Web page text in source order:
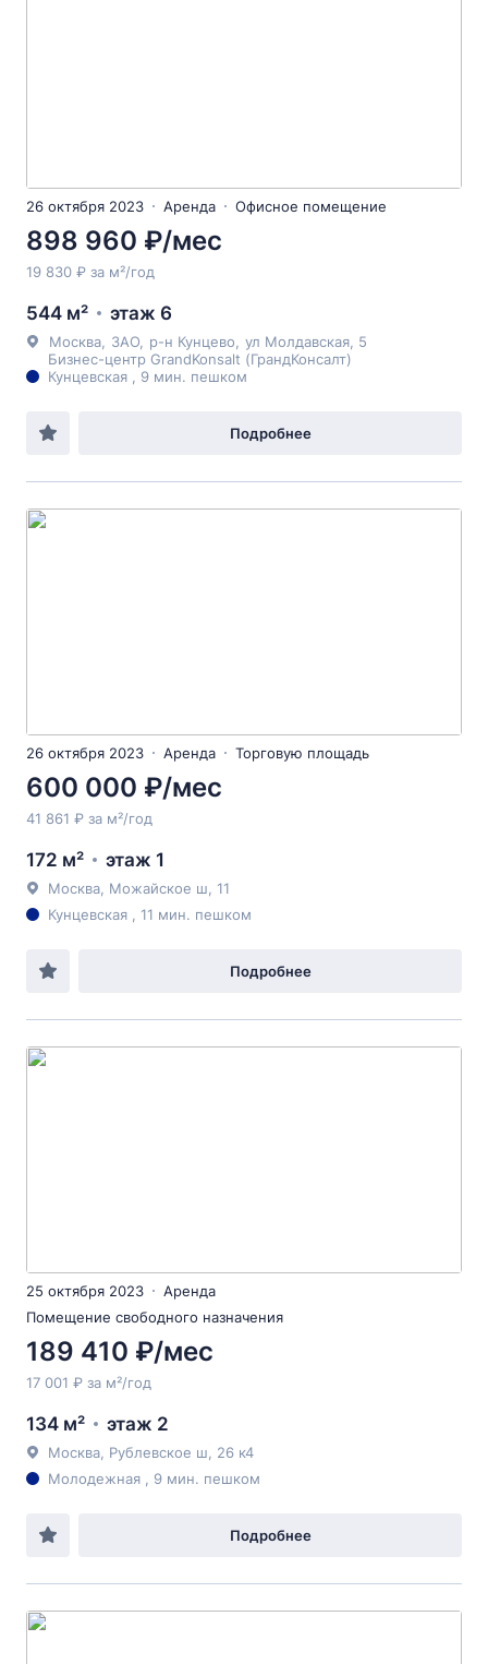
26 октября 2023 Аренда Офисное помещение
898 960 ₽/мес
19 830 ₽ за м²/год
544 м² этаж 6
Москва ЗАО р-н Кунцево ул Молдавская , 5
Бизнес-центр GrandKonsalt (ГрандКонсалт)
Кунцевская , 9 мин. пешком
Подробнее
26 октября 2023 Аренда Торговую площадь
600 000 ₽/мес
41 861 ₽ за м²/год
172 м² этаж 1
Москва, Можайское ш, 11
Кунцевская , 11 мин. пешком
Подробнее
25 октября 2023
Аренда
Помещение свободного назначения
189 410 ₽/мес
17 001 ₽ за м²/год
134 м² этаж 2
Москва, Рублевское ш, 26 к4
Молодежная , 9 мин. пешком
Подробнее